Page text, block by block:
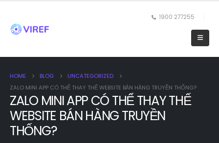
1900 277255
HOME BLOG
UNCATEGORIZED
ZALO MINI APP CÓ THỂ THAY THẾ WEBSITE BÁN HÀNG TRUYỀN THỐNG?
ZALO MINI APP CÓ THỂ THAY THẾ
WEBSITE BÁN HÀNG TRUYỀN
THỐNG?